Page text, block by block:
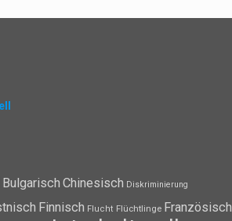
Bulgarisch Chinesisch Diskriminierung
Finnisch Flucht Flüchtlinge Französisch